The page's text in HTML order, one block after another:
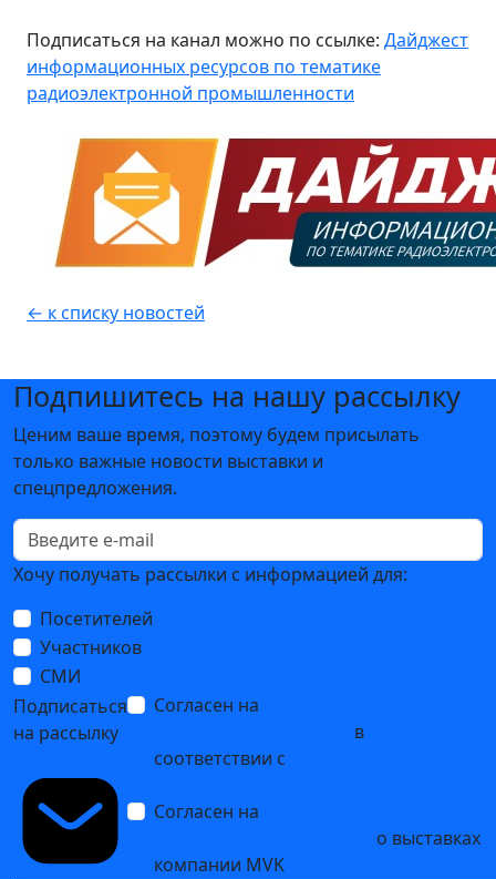
Подписаться на канал можно по ссылке: Дайджест
информационных ресурсов по тематике
радиоэлектронной промышленности
← к списку новостей
Подпишитесь на нашу рассылку
Ценим ваше время, поэтому будем присылать
только важные новости выставки и
спецпредложения.
Хочу получать рассылки с информацией для:
Посетителей
Участников
СМИ
Подписаться
на рассылку
Согласен на
в
соответствии с
Согласен на
о выставках
компании MVK